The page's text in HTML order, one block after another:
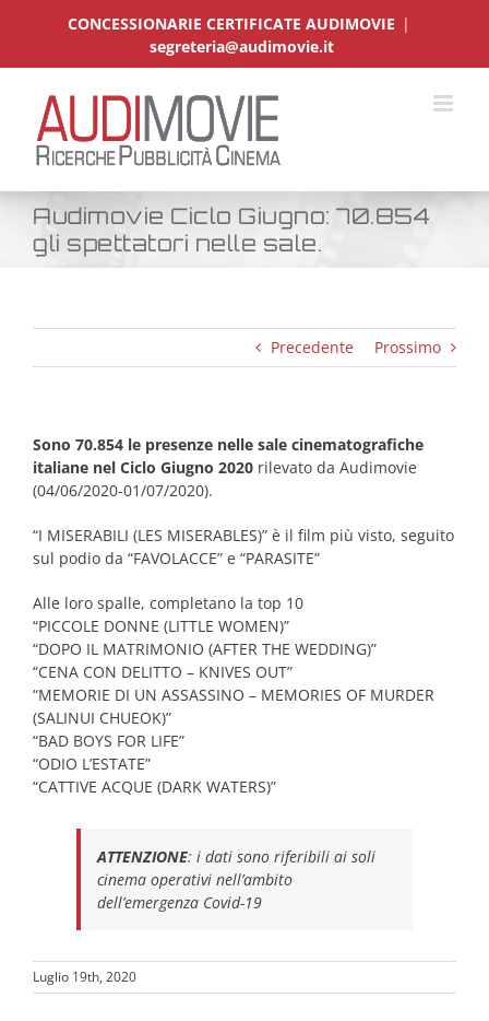
CONCESSIONARIE CERTIFICATE AUDIMOVIE |
segreteria@audimovie.it
Audimovie Ciclo Giugno: 70.854
gli spettatori nelle sale.
Precedente Prossimo
Sono 70.854 le presenze nelle sale cinematografiche
italiane nel Ciclo Giugno 2020 rilevato da Audimovie
(04/06/2020-01/07/2020).
“I MISERABILI (LES MISERABLES)” è il film più visto, seguito
sul podio da “FAVOLACCE” e “PARASITE”
Alle loro spalle, completano la top 10
“PICCOLE DONNE (LITTLE WOMEN)”
“DOPO IL MATRIMONIO (AFTER THE WEDDING)”
“CENA CON DELITTO – KNIVES OUT”
“MEMORIE DI UN ASSASSINO – MEMORIES OF MURDER
(SALINUI CHUEOK)”
“BAD BOYS FOR LIFE”
“ODIO L’ESTATE”
“CATTIVE ACQUE (DARK WATERS)”
ATTENZIONE: i dati sono riferibili ai soli
cinema operativi nell’ambito
dell’emergenza Covid-19
Luglio 19th, 2020